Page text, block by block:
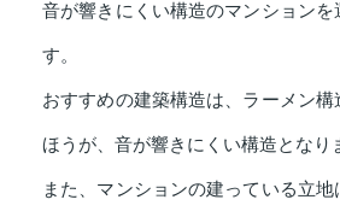
音が響きにくい構造のマンション
す。
おすすめの建築構造は、ラーメン
ほうが、音が響きにくい構造となり
また、マンションの建っている立